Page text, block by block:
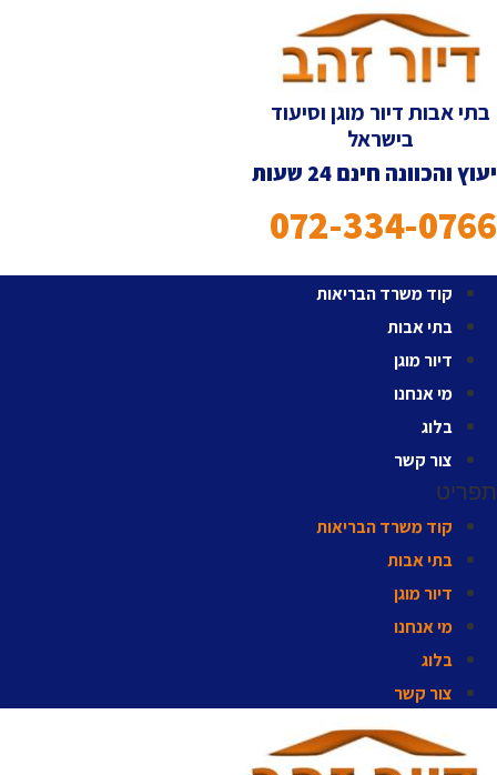
לתוכן
בתי אבות דיור מוגן וסיעוד
בישראל
יעוץ והכוונה חינם 24 שעות
072-334-0766
קוד משרד הבריאות
בתי אבות
דיור מוגן
מי אנחנו
בלוג
צור קשר
תפריט
קוד משרד הבריאות
בתי אבות
דיור מוגן
מי אנחנו
בלוג
צור קשר